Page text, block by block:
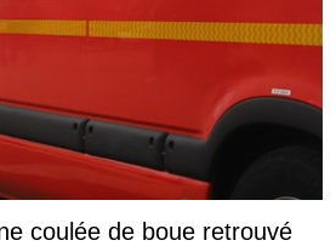
coulée de boue retrouvé